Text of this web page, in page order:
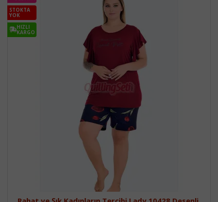
STOKTA
YOK
HIZLI
KARGO